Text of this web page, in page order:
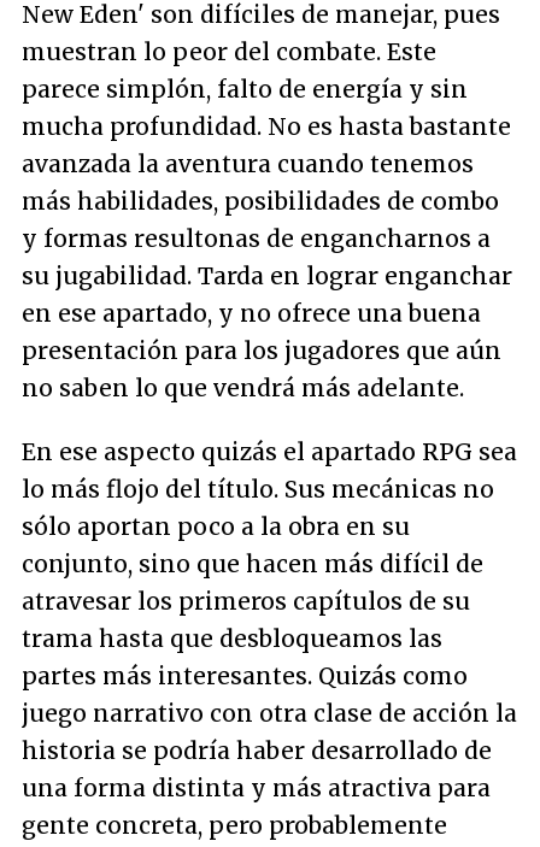
New Eden' son difíciles de manejar, pues
muestran lo peor del combate. Este
parece simplón, falto de energía y sin
mucha profundidad. No es hasta bastante
avanzada la aventura cuando tenemos
más habilidades, posibilidades de combo
y formas resultonas de engancharnos a
su jugabilidad. Tarda en lograr enganchar
en ese apartado, y no ofrece una buena
presentación para los jugadores que aún
no saben lo que vendrá más adelante.
En ese aspecto quizás el apartado RPG sea
lo más flojo del título. Sus mecánicas no
sólo aportan poco a la obra en su
conjunto, sino que hacen más difícil de
atravesar los primeros capítulos de su
trama hasta que desbloqueamos las
partes más interesantes. Quizás como
juego narrativo con otra clase de acción la
historia se podría haber desarrollado de
una forma distinta y más atractiva para
gente concreta, pero probablemente